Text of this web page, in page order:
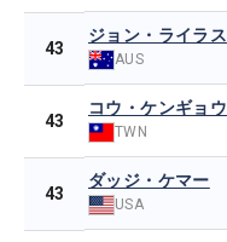
43
ジョン・ライラス
AUS
43
コウ・ケンギョウ
TWN
43
ダッジ・ケマー
USA